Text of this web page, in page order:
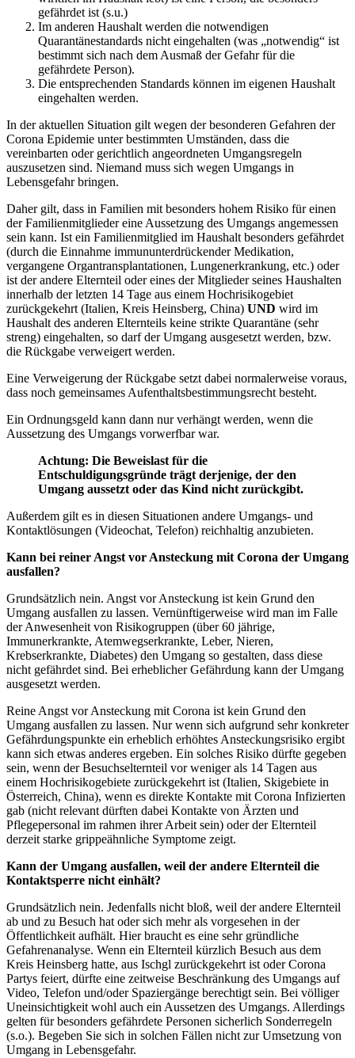
gefährdet ist (s.u.)
Im anderen Haushalt werden die notwendigen
Quarantänestandards nicht eingehalten (was „notwendig“ ist
bestimmt sich nach dem Ausmaß der Gefahr für die
gefährdete Person).
Die entsprechenden Standards können im eigenen Haushalt
eingehalten werden.
In der aktuellen Situation gilt wegen der besonderen Gefahren der
Corona Epidemie unter bestimmten Umständen, dass die
vereinbarten oder gerichtlich angeordneten Umgangsregeln
auszusetzen sind. Niemand muss sich wegen Umgangs in
Lebensgefahr bringen.
Daher gilt, dass in Familien mit besonders hohem Risiko für einen
der Familienmitglieder eine Aussetzung des Umgangs angemessen
sein kann. Ist ein Familienmitglied im Haushalt besonders gefährdet
(durch die Einnahme immununterdrückender Medikation,
vergangene Organtransplantationen, Lungenerkrankung, etc.) oder
ist der andere Elternteil oder eines der Mitglieder seines Haushalten
innerhalb der letzten 14 Tage aus einem Hochrisikogebiet
zurückgekehrt (Italien, Kreis Heinsberg, China) UND wird im
Haushalt des anderen Elternteils keine strikte Quarantäne (sehr
streng) eingehalten, so darf der Umgang ausgesetzt werden, bzw.
die Rückgabe verweigert werden.
Eine Verweigerung der Rückgabe setzt dabei normalerweise voraus,
dass noch gemeinsames Aufenthaltsbestimmungsrecht besteht.
Ein Ordnungsgeld kann dann nur verhängt werden, wenn die
Aussetzung des Umgangs vorwerfbar war.
Achtung: Die Beweislast für die
Entschuldigungsgründe trägt derjenige, der den
Umgang aussetzt oder das Kind nicht zurückgibt.
Außerdem gilt es in diesen Situationen andere Umgangs- und
Kontaktlösungen (Videochat, Telefon) reichhaltig anzubieten.
Kann bei reiner Angst vor Ansteckung mit Corona der Umgang
ausfallen?
Grundsätzlich nein. Angst vor Ansteckung ist kein Grund den
Umgang ausfallen zu lassen. Vernünftigerweise wird man im Falle
der Anwesenheit von Risikogruppen (über 60 jährige,
Immunerkrankte, Atemwegserkrankte, Leber, Nieren,
Krebserkrankte, Diabetes) den Umgang so gestalten, dass diese
nicht gefährdet sind. Bei erheblicher Gefährdung kann der Umgang
ausgesetzt werden.
Reine Angst vor Ansteckung mit Corona ist kein Grund den
Umgang ausfallen zu lassen. Nur wenn sich aufgrund sehr konkreter
Gefährdungspunkte ein erheblich erhöhtes Ansteckungsrisiko ergibt
kann sich etwas anderes ergeben. Ein solches Risiko dürfte gegeben
sein, wenn der Besuchselternteil vor weniger als 14 Tagen aus
einem Hochrisikogebiete zurückgekehrt ist (Italien, Skigebiete in
Österreich, China), wenn es direkte Kontakte mit Corona Infizierten
gab (nicht relevant dürften dabei Kontakte von Ärzten und
Pflegepersonal im rahmen ihrer Arbeit sein) oder der Elternteil
derzeit starke grippeähnliche Symptome zeigt.
Kann der Umgang ausfallen, weil der andere Elternteil die
Kontaktsperre nicht einhält?
Grundsätzlich nein. Jedenfalls nicht bloß, weil der andere Elternteil
ab und zu Besuch hat oder sich mehr als vorgesehen in der
Öffentlichkeit aufhält. Hier braucht es eine sehr gründliche
Gefahrenanalyse. Wenn ein Elternteil kürzlich Besuch aus dem
Kreis Heinsberg hatte, aus Ischgl zurückgekehrt ist oder Corona
Partys feiert, dürfte eine zeitweise Beschränkung des Umgangs auf
Video, Telefon und/oder Spaziergänge berechtigt sein. Bei völliger
Uneinsichtigkeit wohl auch ein Aussetzen des Umgangs. Allerdings
gelten für besonders gefährdete Personen sicherlich Sonderregeln
(s.o.). Begeben Sie sich in solchen Fällen nicht zur Umsetzung von
Umgang in Lebensgefahr.